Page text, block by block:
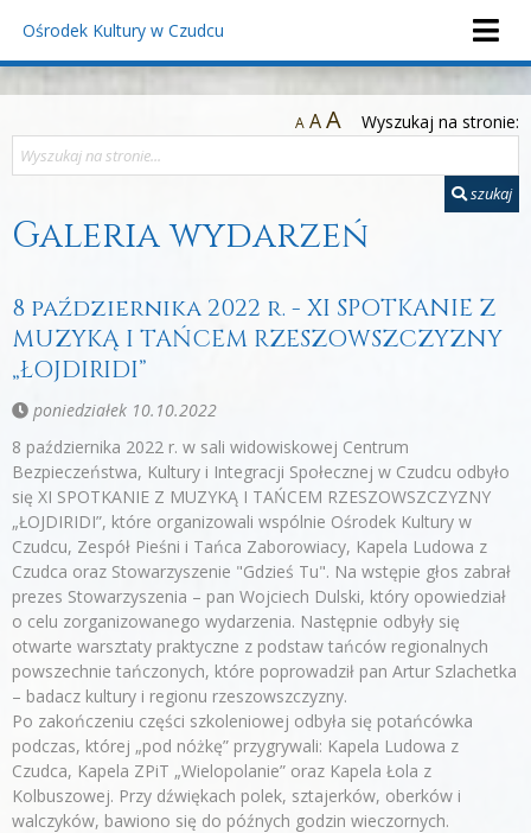
Ośrodek Kultury w Czudcu
A AA Wyszukaj na stronie:
szukaj
Galeria wydarzeń
8 października 2022 r. - XI SPOTKANIE Z
MUZYKĄ I TAŃCEM RZESZOWSZCZYZNY
„ŁOJDIRIDI”
poniedziałek 10.10.2022
8 października 2022 r. w sali widowiskowej Centrum
Bezpieczeństwa, Kultury i Integracji Społecznej w Czudcu odbyło
się XI SPOTKANIE Z MUZYKĄ I TAŃCEM RZESZOWSZCZYZNY
„ŁOJDIRIDI”, które organizowali wspólnie Ośrodek Kultury w
Czudcu, Zespół Pieśni i Tańca Zaborowiacy, Kapela Ludowa z
Czudca oraz Stowarzyszenie "Gdzieś Tu". Na wstępie głos zabrał
prezes Stowarzyszenia – pan Wojciech Dulski, który opowiedział
o celu zorganizowanego wydarzenia. Następnie odbyły się
otwarte warsztaty praktyczne z podstaw tańców regionalnych
powszechnie tańczonych, które poprowadził pan Artur Szlachetka
– badacz kultury i regionu rzeszowszczyzny.
Po zakończeniu części szkoleniowej odbyła się potańcówka
podczas, której „pod nóżkę” przygrywali: Kapela Ludowa z
Czudca, Kapela ZPiT „Wielopolanie” oraz Kapela Łola z
Kolbuszowej. Przy dźwiękach polek, sztajerków, oberków i
walczyków, bawiono się do późnych godzin wieczornych.